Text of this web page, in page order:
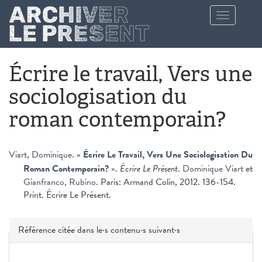
Aller au contenu principal
Toggle
navigation
Écrire le travail, Vers une
sociologisation du
roman contemporain?
Viart, Dominique. « Écrire Le Travail, Vers Une Sociologisation Du
Roman Contemporain? ». Écrire Le Présent. Dominique Viartet
Gianfranco, Rubino. Paris: Armand Colin, 2012. 136-154.
Print. Écrire Le Présent.
Masquer
Référence citée dans le·s contenu·s suivant·s